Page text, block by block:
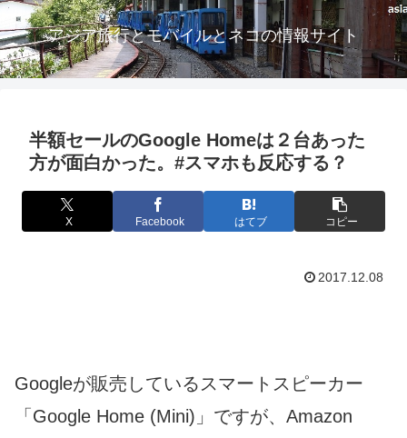
アジア旅行とモバイルとネコの情報サイト
半額セールのGoogle Homeは２台あった
方が面白かった。#スマホも反応する？
X Facebook はてブ コピー
2017.12.08
Googleが販売しているスマートスピーカー
「Google Home (Mini)」ですが、Amazon